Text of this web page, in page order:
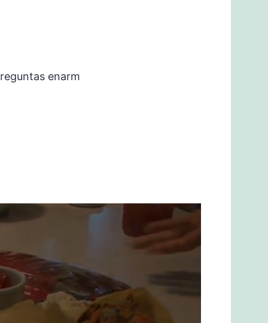
enarm